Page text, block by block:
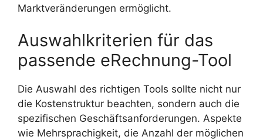
Marktveränderungen ermöglicht.
Auswahlkriterien für das
passende eRechnung-Tool
Die Auswahl des richtigen Tools sollte nicht nur
die Kostenstruktur beachten, sondern auch die
spezifischen Geschäftsanforderungen. Aspekte
wie Mehrsprachigkeit, die Anzahl der möglichen